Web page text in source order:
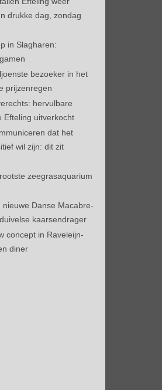
drukke dag, zondag
in Slagharen:
bezoeker in het
prijzenregen
hervulbare
Efteling uitverkocht
dat het
wil zijn: dit zit
zeegrasaquarium
Danse Macabre-
kaarsendrager
concept in Raveleijn-
diner